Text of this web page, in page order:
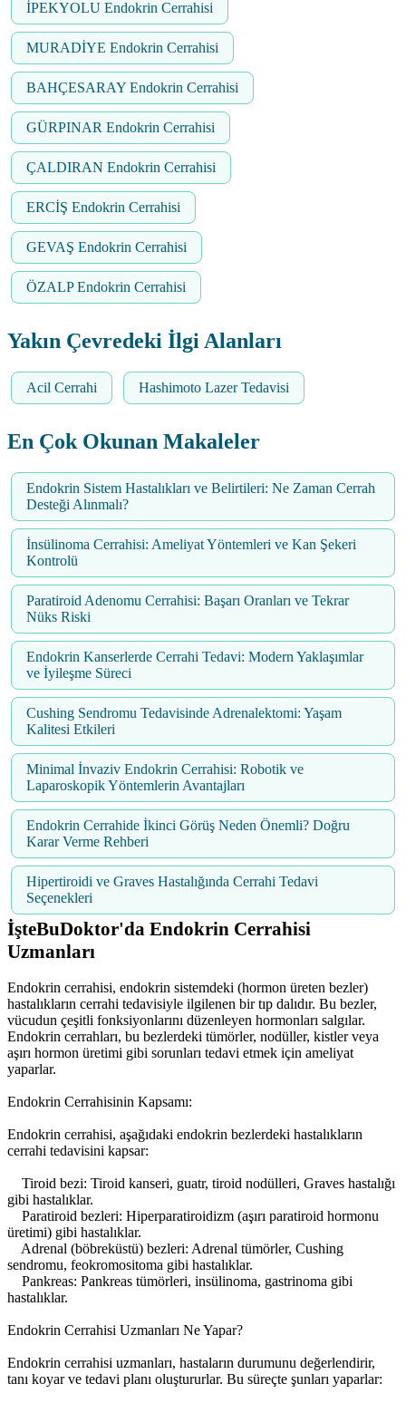
İPEKYOLU Endokrin Cerrahisi
MURADİYE Endokrin Cerrahisi
BAHÇESARAY Endokrin Cerrahisi
GÜRPINAR Endokrin Cerrahisi
ÇALDIRAN Endokrin Cerrahisi
ERCİŞ Endokrin Cerrahisi
GEVAŞ Endokrin Cerrahisi
ÖZALP Endokrin Cerrahisi
Yakın Çevredeki İlgi Alanları
Acil Cerrahi Hashimoto Lazer Tedavisi
En Çok Okunan Makaleler
Endokrin Sistem Hastalıkları ve Belirtileri: Ne Zaman Cerrah
Desteği Alınmalı?
İnsülinoma Cerrahisi: Ameliyat Yöntemleri ve Kan Şekeri
Kontrolü
Paratiroid Adenomu Cerrahisi: Başarı Oranları ve Tekrar
Nüks Riski
Endokrin Kanserlerde Cerrahi Tedavi: Modern Yaklaşımlar
ve İyileşme Süreci
Cushing Sendromu Tedavisinde Adrenalektomi: Yaşam
Kalitesi Etkileri
Minimal İnvaziv Endokrin Cerrahisi: Robotik ve
Laparoskopik Yöntemlerin Avantajları
Endokrin Cerrahide İkinci Görüş Neden Önemli? Doğru
Karar Verme Rehberi
Hipertiroidi ve Graves Hastalığında Cerrahi Tedavi
Seçenekleri
İşteBuDoktor'da Endokrin Cerrahisi
Uzmanları
Endokrin cerrahisi, endokrin sistemdeki (hormon üreten bezler)
hastalıkların cerrahi tedavisiyle ilgilenen bir tıp dalıdır. Bu bezler,
vücudun çeşitli fonksiyonlarını düzenleyen hormonları salgılar.
Endokrin cerrahları, bu bezlerdeki tümörler, nodüller, kistler veya
aşırı hormon üretimi gibi sorunları tedavi etmek için ameliyat
yaparlar.
Endokrin Cerrahisinin Kapsamı:
Endokrin cerrahisi, aşağıdaki endokrin bezlerdeki hastalıkların
cerrahi tedavisini kapsar:
Tiroid bezi: Tiroid kanseri, guatr, tiroid nodülleri, Graves hastalığı
gibi hastalıklar.
Paratiroid bezleri: Hiperparatiroidizm (aşırı paratiroid hormonu
üretimi) gibi hastalıklar.
Adrenal (böbreküstü) bezleri: Adrenal tümörler, Cushing
sendromu, feokromositoma gibi hastalıklar.
Pankreas: Pankreas tümörleri, insülinoma, gastrinoma gibi
hastalıklar.
Endokrin Cerrahisi Uzmanları Ne Yapar?
Endokrin cerrahisi uzmanları, hastaların durumunu değerlendirir,
tanı koyar ve tedavi planı oluştururlar. Bu süreçte şunları yaparlar: